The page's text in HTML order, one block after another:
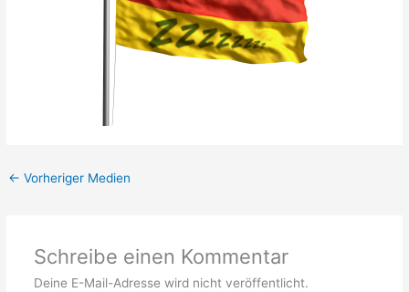
← Vorheriger Medien
Schreibe einen Kommentar
Deine E-Mail-Adresse wird nicht veröffentlicht.